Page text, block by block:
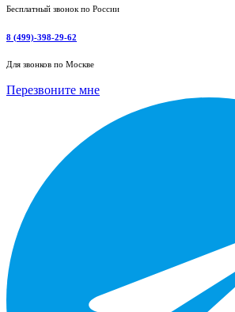
Бесплатный звонок по России
8 (499)-398-29-62
Для звонков по Москве
Перезвоните мне